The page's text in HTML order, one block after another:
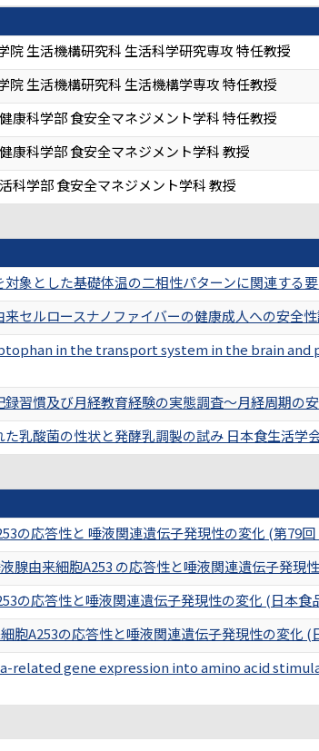
院 生活機構研究科 生活科学研究専攻 特任教授
院 生活機構研究科 生活機構学専攻 特任教授
康科学部 食安全マネジメント学科 特任教授
康科学部 食安全マネジメント学科 教授
科学部 食安全マネジメント学科 教授
象とした基礎体温の二相性パターンに関連する
セルロースナノファイバーの健康成人への安全
in the transport system in the brain and
習慣及び月経教育経験の実態調査～月経周期の
乳酸菌の性状と発酵乳調製の試み 日本食生活学
の応答性と 唾液関連遺伝子発現性の変化 (第79
腺由来細胞A253 の応答性と唾液関連遺伝⼦発
の応答性と唾液関連遺伝子発現性の変化 (日本食
胞A253の応答性と唾液関連遺伝子発現性の変化 (
related gene expression into amino acid